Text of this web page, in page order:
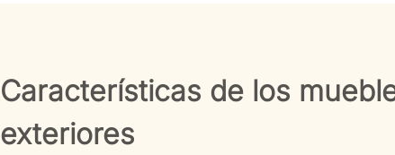
Características de los
exteriores